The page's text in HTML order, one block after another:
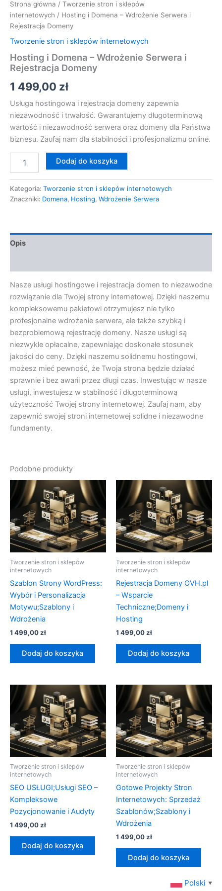
Strona główna / Tworzenie stron i sklepów
internetowych / Hosting i Domena – Wdrożenie Serwera i
Rejestracja Domeny
Tworzenie stron i sklepów internetowych
Hosting i Domena – Wdrożenie Serwera i
Rejestracja Domeny
1 499,00 zł
Usługa hostingowa i rejestracja domeny zapewnia
niezawodność i trwałość. Gwarantujemy długoterminową
wartość i niezawodność serwera oraz domeny dla Państwa
biznesu. Zaufaj nam dla stabilności i profesjonalizmu online.
Dodaj do koszyka
Kategoria: Tworzenie stron i sklepów internetowych
Znaczniki: Domena, Hosting, Wdrożenie Serwera
Opis
Nasze usługi hostingowe i rejestracja domen to niezawodne
rozwiązanie dla Twojej strony internetowej. Dzięki naszemu
kompleksowemu pakietowi otrzymujesz nie tylko
profesjonalne wdrożenie serwera, ale także szybką i
bezproblemową rejestrację domeny. Nasze usługi są
niezwykle opłacalne, zapewniając doskonałe stosunek
jakości do ceny. Dzięki naszemu solidnemu hostingowi,
możesz mieć pewność, że Twoja strona będzie działać
sprawnie i bez awarii przez długi czas. Inwestując w nasze
usługi, inwestujesz w stabilność i długoterminową
użyteczność Twojej strony internetowej. Zaufaj nam, aby
zapewnić swojej stroni internetowej solidne i niezawodne
fundamenty.
Podobne produkty
Tworzenie stron i sklepów
internetowych
Szablon Strony WordPress:
Wybór i Personalizacja
Motywu;Szablony i
Wdrożenia
1 499,00zł
Dodaj do koszyka
Tworzenie stron i sklepów
internetowych
Rejestracja Domeny OVH.pl
– Wsparcie
Techniczne;Domeny i
Hosting
1 499,00zł
Dodaj do koszyka
Tworzenie stron i sklepów
internetowych
SEO USŁUGI;Usługi SEO –
Kompleksowe
Pozycjonowanie i Audyty
1 499,00zł
Dodaj do koszyka
Tworzenie stron i sklepów
internetowych
Gotowe Projekty Stron
Internetowych: Sprzedaż
Szablonów;Szablony i
Wdrożenia
1 499,00zł
Dodaj do koszyka
Polski ▼